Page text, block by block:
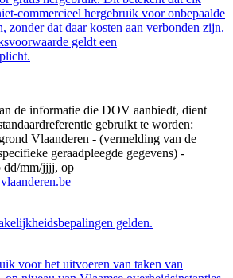
commercieel hergebruik voor onbepaalde
zonder dat daar kosten aan verbonden zijn.
geldt een
de informatie die DOV aanbiedt, dient
gebruikt te worden:
Vlaanderen - (vermelding van de
geraadpleegde gegevens) -
dd/mm/jjjj, op
gelden.
voor het uitvoeren van taken van